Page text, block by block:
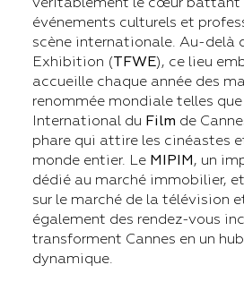
événements culturels et
scène internationale. Au-delà
Exhibition (TFWE), ce lieu
accueille chaque année des
renommée mondiale telles
International du Film de
phare qui attire les cinéastes
monde entier. Le MIPIM, un
dédié au marché immobilier,
sur le marché de la télévision
également des rendez-vous
transforment Cannes en un
dynamique.